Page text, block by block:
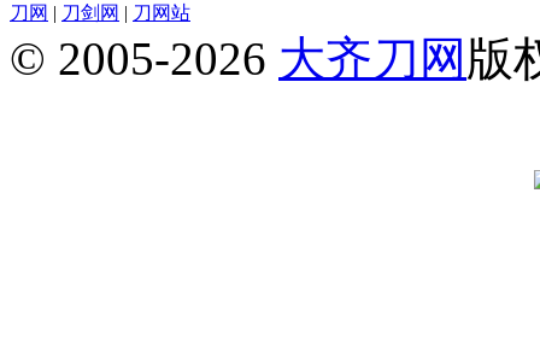
刀网 | 刀剑网 | 刀网站
© 2005-2026 大齐刀网 版